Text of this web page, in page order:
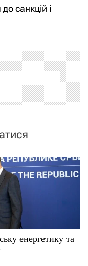
санкцій і
енергетику та